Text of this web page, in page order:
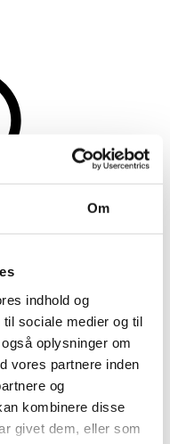
Om
indhold og
sociale medier og til
oplysninger om
vores partnere inden
og
kombinere disse
givet dem, eller som
Lances
2018) (6)